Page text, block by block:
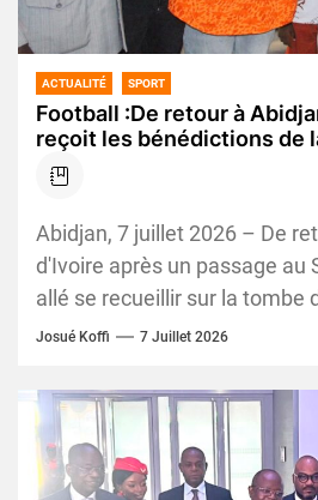
ACTUALITÉ SPORT
Football :De retour à
reçoit les bénédictions de
d’Adjamé
Abidjan, 7 juillet 2026 – De
d'Ivoire après un passage au
allé se recueillir sur la tombe
Josué Koffi 7 Juillet 2026